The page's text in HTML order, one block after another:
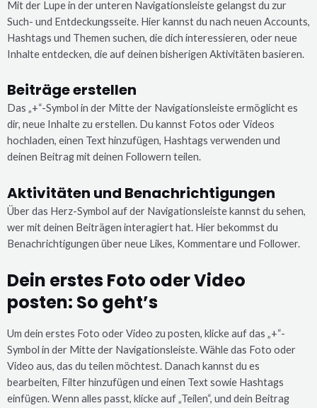
Mit der Lupe in der unteren Navigationsleiste gelangst du zur
Such- und Entdeckungsseite. Hier kannst du nach neuen Accounts,
Hashtags und Themen suchen, die dich interessieren, oder neue
Inhalte entdecken, die auf deinen bisherigen Aktivitäten basieren.
Beiträge erstellen
Das „+“-Symbol in der Mitte der Navigationsleiste ermöglicht es
dir, neue Inhalte zu erstellen. Du kannst Fotos oder Videos
hochladen, einen Text hinzufügen, Hashtags verwenden und
deinen Beitrag mit deinen Followern teilen.
Aktivitäten und Benachrichtigungen
Über das Herz-Symbol auf der Navigationsleiste kannst du sehen,
wer mit deinen Beiträgen interagiert hat. Hier bekommst du
Benachrichtigungen über neue Likes, Kommentare und Follower.
Dein erstes Foto oder Video
posten: So geht’s
Um dein erstes Foto oder Video zu posten, klicke auf das „+“-
Symbol in der Mitte der Navigationsleiste. Wähle das Foto oder
Video aus, das du teilen möchtest. Danach kannst du es
bearbeiten, Filter hinzufügen und einen Text sowie Hashtags
einfügen. Wenn alles passt, klicke auf „Teilen“, und dein Beitrag